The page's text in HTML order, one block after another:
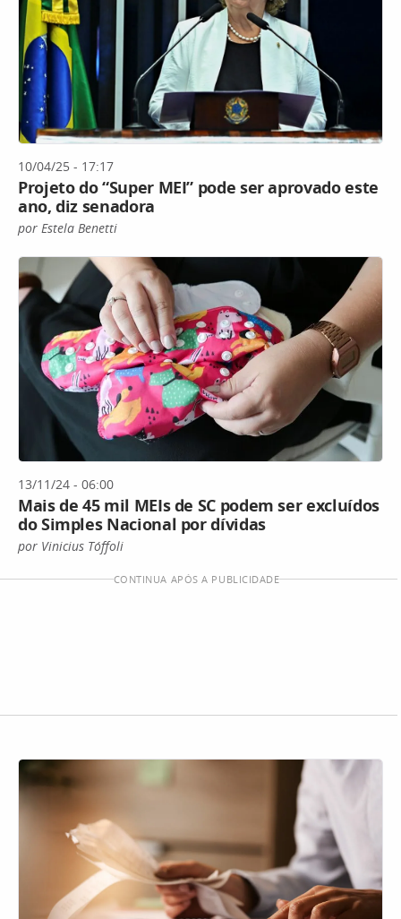
10/04/25 - 17:17
Projeto do “Super MEI” pode ser aprovado este
ano, diz senadora
por Estela Benetti
13/11/24 - 06:00
Mais de 45 mil MEIs de SC podem ser excluídos
do Simples Nacional por dívidas
por Vinicius Tóffoli
CONTINUA APÓS A PUBLICIDADE